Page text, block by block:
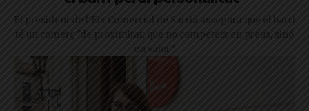
El president de l'Eix Comercial de Sarrià assegura que el barri
té un comerç "de proximitat, que no competeix en preus, sinó
en valor”